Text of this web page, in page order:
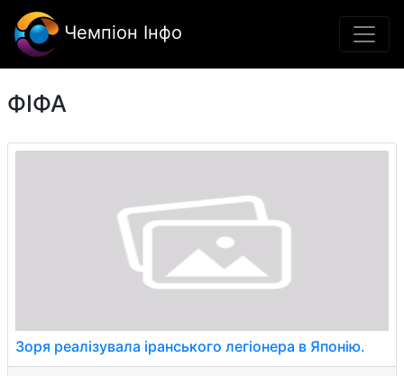
Чемпіон Інфо
ФІФА
Зоря реалізувала іранського легіонера в Японію.